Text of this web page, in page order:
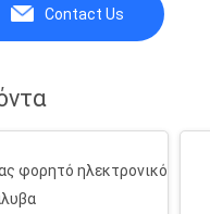
Contact Us
φορητό ηλεκτρονικό